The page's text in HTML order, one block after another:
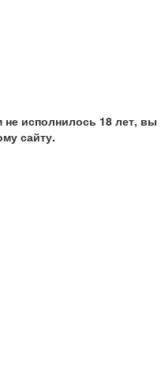
исполнилось 18 лет, вы
сайту.